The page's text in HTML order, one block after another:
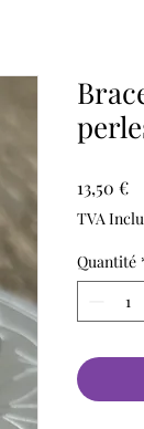
13,50 €
TVA
Quantité